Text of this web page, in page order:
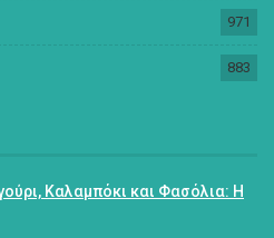
971
883
Καλαμπόκι και Φασόλια: Η